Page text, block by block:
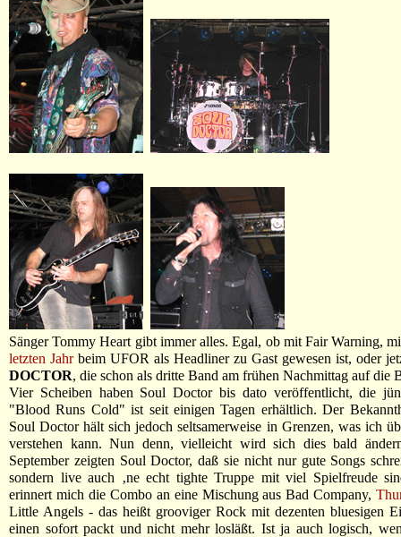
Sänger Tommy Heart gibt immer alles. Egal, ob mit Fair Warning,
letzten Jahrbeim UFOR als Headliner zu Gast gewesen ist, oder
DOCTOR, die schon als dritte Band am frühen Nachmittag auf die
Vier Scheiben haben Soul Doctor bis dato veröffentlicht, die
"Blood Runs Cold" ist seit einigen Tagen erhältlich. Der
Soul Doctor hält sich jedoch seltsamerweise in Grenzen, was ich
verstehen kann. Nun denn, vielleicht wird sich dies bald
September zeigten Soul Doctor, daß sie nicht nur gute Songs
sondern live auch ‚ne echt tighte Truppe mit viel Spielfreude
erinnert mich die Combo an eine Mischung aus Bad Company,
Little Angels - das heißt grooviger Rock mit dezenten bluesigen
einen sofort packt und nicht mehr losläßt. Ist ja auch logisch,